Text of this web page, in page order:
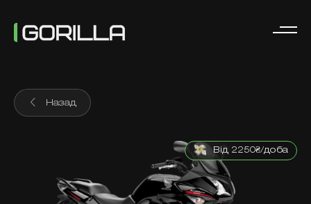
Назад
Від 2250₴/доба